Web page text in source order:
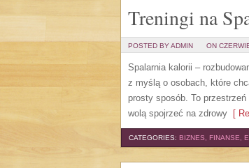
Treningi na
POSTED BY ADMIN ON
Spalarnia kalorii –
z myślą o osobach, które
prosty sposób. To
wolą spojrzeć na zdrowy [
CATEGORIES: BIZNES, FINANSE,